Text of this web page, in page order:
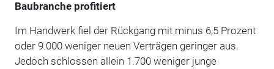
Baubranche profitiert
Im Handwerk fiel der Rückgang mit minus 6,5 Prozent
oder 9.000 weniger neuen Verträgen geringer aus.
Jedoch schlossen allein 1.700 weniger junge